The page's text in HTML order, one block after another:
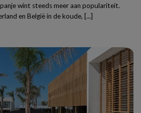
wint steeds meer aan populariteit.
en België in de koude, [...]